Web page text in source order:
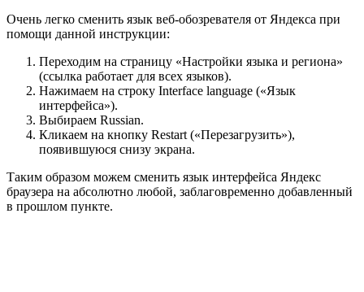
Очень легко сменить язык веб-обозревателя от Яндекса при
помощи данной инструкции:
Переходим на страницу «Настройки языка и региона»
(ссылка работает для всех языков).
Нажимаем на строку Interface language («Язык
интерфейса»).
Выбираем Russian.
Кликаем на кнопку Restart («Перезагрузить»),
появившуюся снизу экрана.
Таким образом можем сменить язык интерфейса Яндекс
браузера на абсолютно любой, заблаговременно добавленный
в прошлом пункте.